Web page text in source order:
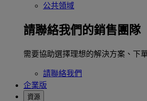
公共領域
請聯絡我們的銷售團隊
需要協助選擇理想的解決方案、下
請聯絡我們
企業版
資源